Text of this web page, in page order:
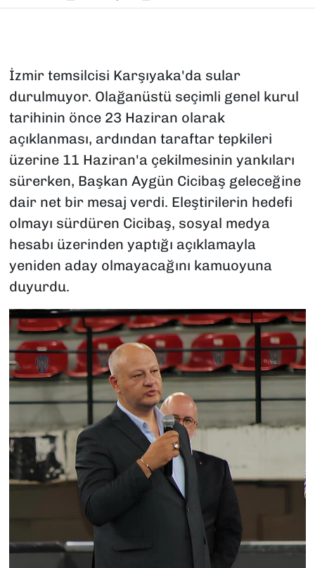
İzmir temsilcisi Karşıyaka'da sular
durulmuyor. Olağanüstü seçimli genel kurul
tarihinin önce 23 Haziran olarak
açıklanması, ardından taraftar tepkileri
üzerine 11 Haziran'a çekilmesinin yankıları
sürerken, Başkan Aygün Cicibaş geleceğine
dair net bir mesaj verdi. Eleştirilerin hedefi
olmayı sürdüren Cicibaş, sosyal medya
hesabı üzerinden yaptığı açıklamayla
yeniden aday olmayacağını kamuoyuna
duyurdu.